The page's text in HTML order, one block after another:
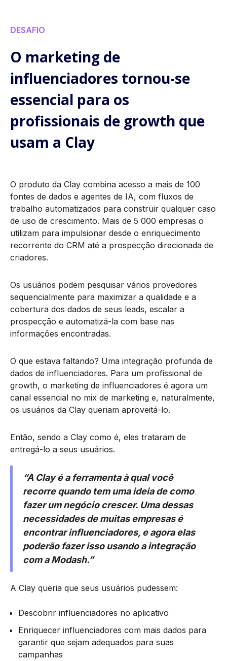
DESAFIO
O marketing de
influenciadores tornou-se
essencial para os
profissionais de growth que
usam a Clay
O produto da Clay combina acesso a mais de 100
fontes de dados e agentes de IA, com fluxos de
trabalho automatizados para construir qualquer caso
de uso de crescimento. Mais de 5 000 empresas o
utilizam para impulsionar desde o enriquecimento
recorrente do CRM até a prospecção direcionada de
criadores.
Os usuários podem pesquisar vários provedores
sequencialmente para maximizar a qualidade e a
cobertura dos dados de seus leads, escalar a
prospecção e automatizá-la com base nas
informações encontradas.
O que estava faltando? Uma integração profunda de
dados de influenciadores. Para um profissional de
growth, o marketing de influenciadores é agora um
canal essencial no mix de marketing e, naturalmente,
os usuários da Clay queriam aproveitá-lo.
Então, sendo a Clay como é, eles trataram de
entregá-lo a seus usuários.
“A Clay é a ferramenta à qual você
recorre quando tem uma ideia de como
fazer um negócio crescer. Uma dessas
necessidades de muitas empresas é
encontrar influenciadores, e agora elas
poderão fazer isso usando a integração
com a Modash.”
A Clay queria que seus usuários pudessem:
Descobrir influenciadores no aplicativo
Enriquecer influenciadores com mais dados para
garantir que sejam adequados para suas
campanhas